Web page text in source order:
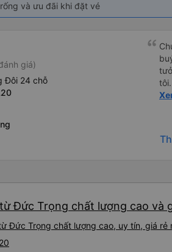
và ưu đãi khi đặt vé
giá)
Đôi 24 chỗ
Đức Trọng chất lượng cao và
Đức Trọng chất lượng cao, uy tín, giá rẻ